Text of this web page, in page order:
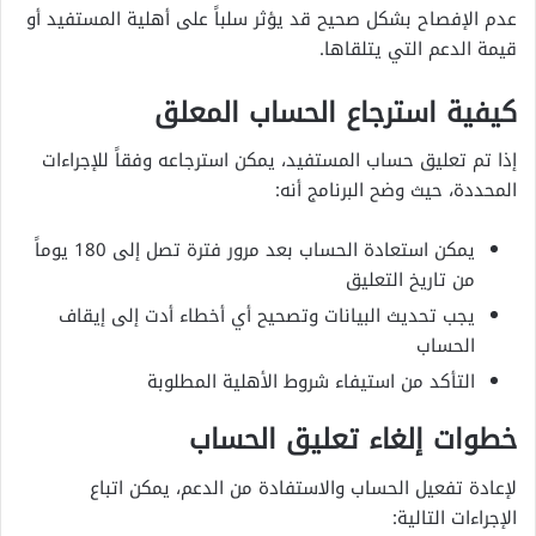
عدم الإفصاح بشكل صحيح قد يؤثر سلباً على أهلية المستفيد أو
قيمة الدعم التي يتلقاها.
كيفية استرجاع الحساب المعلق
إذا تم تعليق حساب المستفيد، يمكن استرجاعه وفقاً للإجراءات
المحددة، حيث وضح البرنامج أنه:
يمكن استعادة الحساب بعد مرور فترة تصل إلى 180 يوماً
من تاريخ التعليق
يجب تحديث البيانات وتصحيح أي أخطاء أدت إلى إيقاف
الحساب
التأكد من استيفاء شروط الأهلية المطلوبة
خطوات إلغاء تعليق الحساب
لإعادة تفعيل الحساب والاستفادة من الدعم، يمكن اتباع
الإجراءات التالية: